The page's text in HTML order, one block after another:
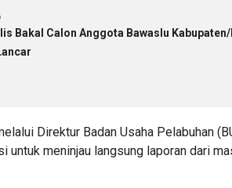
Bakal Calon Anggota Bawaslu
Direktur Badan Usaha Pelabuhan
untuk meninjau langsung laporan dari